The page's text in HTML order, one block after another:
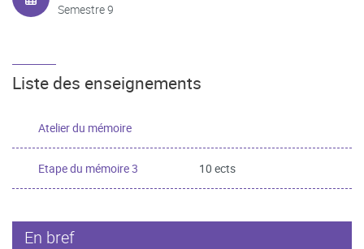
Semestre 9
Liste des enseignements
Atelier du mémoire
Etape du mémoire 3 10 ects
En bref